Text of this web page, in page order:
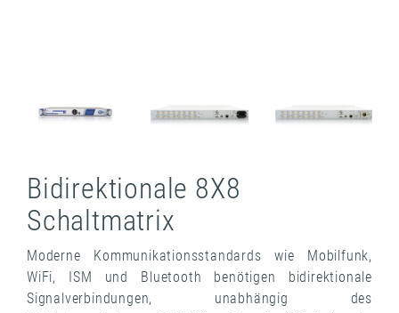
Bidirektionale 8X8
Schaltmatrix
Moderne Kommunikationsstandards wie Mobilfunk,
WiFi, ISM und Bluetooth benötigen bidirektionale
Signalverbindungen, unabhängig des